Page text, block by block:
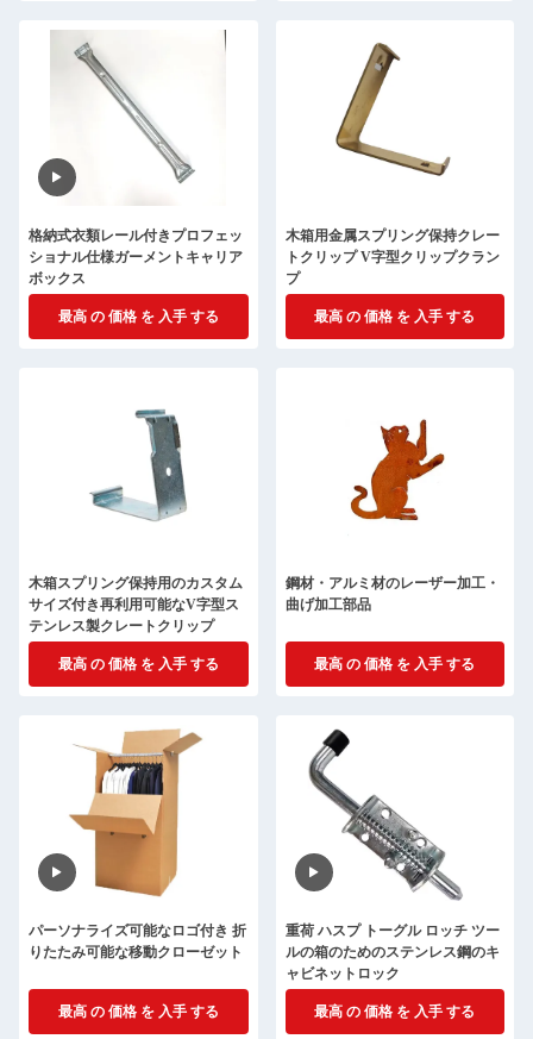
格納式衣類レール付きプロフェッ
ショナル仕様ガーメントキャリア
ボックス
最高 の 価格 を 入手 する
木箱用金属スプリング保持クレー
トクリップ V字型クリップクラン
プ
最高 の 価格 を 入手 する
木箱スプリング保持用のカスタム
サイズ付き再利用可能なV字型ス
テンレス製クレートクリップ
最高 の 価格 を 入手 する
鋼材・アルミ材のレーザー加工・
曲げ加工部品
最高 の 価格 を 入手 する
パーソナライズ可能なロゴ付き 折
りたたみ可能な移動クローゼット
最高 の 価格 を 入手 する
重荷 ハスプ トーグル ロッチ ツー
ルの箱のためのステンレス鋼のキ
ャビネットロック
最高 の 価格 を 入手 する